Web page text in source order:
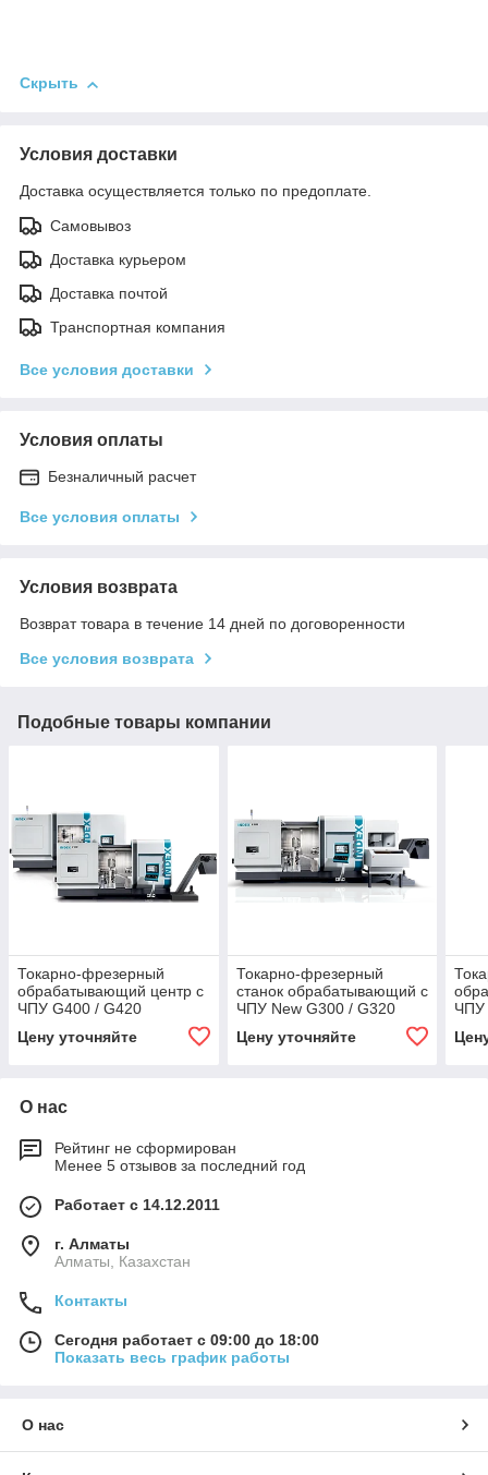
Скрыть
Условия доставки
Доставка осуществляется только по предоплате.
Самовывоз
Доставка курьером
Доставка почтой
Транспортная компания
Все условия доставки
Условия оплаты
Безналичный расчет
Все условия оплаты
Условия возврата
Возврат товара в течение 14 дней по договоренности
Все условия возврата
Подобные товары компании
Токарно-фрезерный
обрабатывающий центр с
ЧПУ G400 / G420
Цену уточняйте
Токарно-фрезерный
станок обрабатывающий с
ЧПУ New G300 / G320
Цену уточняйте
ЧПУ
О нас
Рейтинг не сформирован
Менее 5 отзывов за последний год
Работает с 14.12.2011
г. Алматы
Алматы, Казахстан
Контакты
Сегодня работает с 09:00 до 18:00
Показать весь график работы
О нас